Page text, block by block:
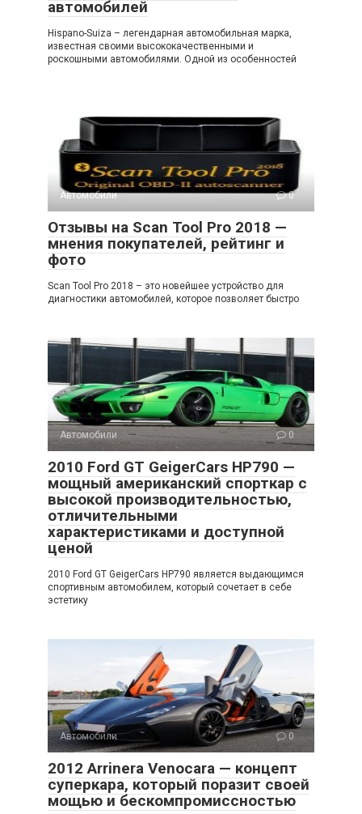
автомобилей
Hispano-Suiza – легендарная автомобильная марка,
известная своими высококачественными и
роскошными автомобилями. Одной из особенностей
Автомобили 0
Отзывы на Scan Tool Pro 2018 —
мнения покупателей, рейтинг и
фото
Scan Tool Pro 2018 – это новейшее устройство для
диагностики автомобилей, которое позволяет быстро
Автомобили 0
2010 Ford GT GeigerCars HP790 —
мощный американский спорткар с
высокой производительностью,
отличительными
характеристиками и доступной
ценой
2010 Ford GT GeigerCars HP790 является выдающимся
спортивным автомобилем, который сочетает в себе
эстетику
Автомобили 0
2012 Arrinera Venocara — концепт
суперкара, который поразит своей
мощью и бескомпромиссностью